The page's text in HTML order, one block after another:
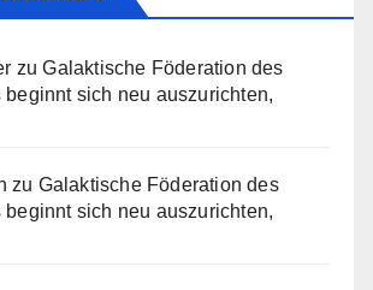
zuGalaktische Föderation des
beginnt sich neu auszurichten,
zu Galaktische Föderation des
beginnt sich neu auszurichten,